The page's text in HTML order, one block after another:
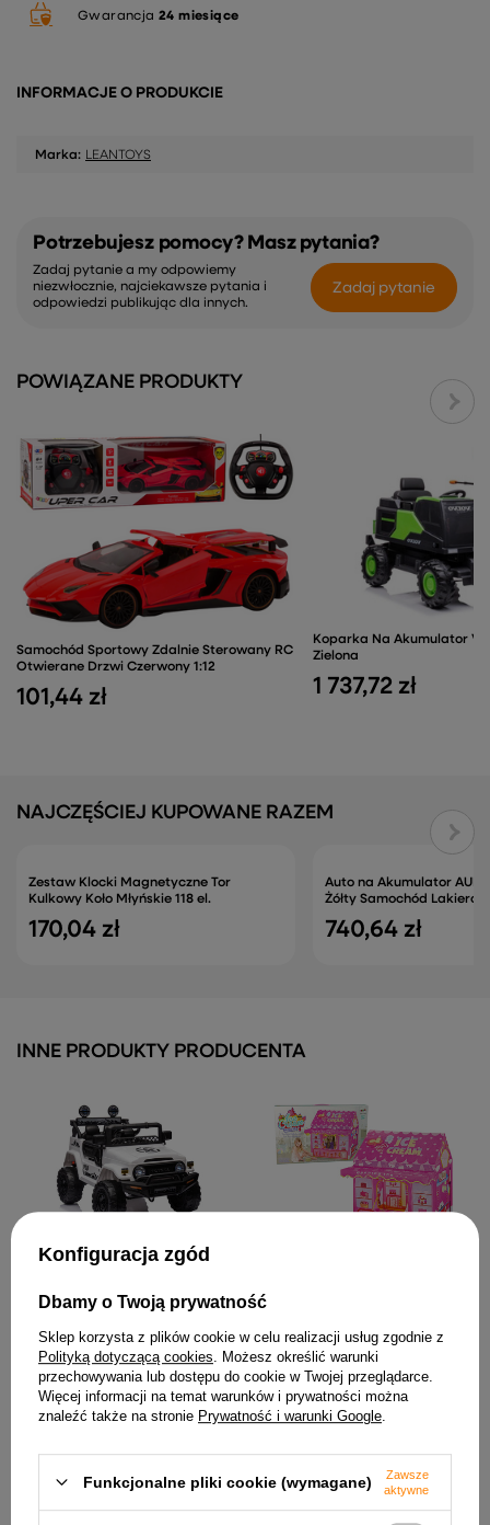
Gwarancja 24 miesiące
INFORMACJE O PRODUKCIE
Marka: LEANTOYS
Potrzebujesz pomocy? Masz pytania?
Zadaj pytanie a my odpowiemy
niezwłocznie, najciekawsze pytania i
odpowiedzi publikując dla innych.
Zadaj pytanie
POWIĄZANE PRODUKTY
Samochód Sportowy Zdalnie Sterowany RC
Otwierane Drzwi Czerwony 1:12
101,44 zł
Koparka Na Akumulator
Zielona
1 737,72 zł
NAJCZĘŚCIEJ KUPOWANE RAZEM
Zestaw Klocki Magnetyczne Tor
Kulkowy Koło Młyńskie 118 el.
170,04 zł
Auto na Akumulator AUDI
Żółty Samochód
740,64 zł
INNE PRODUKTY PRODUCENTA
Auto Na Akumulator Toyota
FJ Biała 4x4
877,96 zł
Konfiguracja zgód
Dbamy o Twoją prywatność
Sklep korzysta z plików cookie w celu realizacji usług zgodnie z
Polityką dotyczącą cookies . Możesz określić warunki
przechowywania lub dostępu do cookie w Twojej przeglądarce.
Więcej informacji na temat warunków i prywatności można
znaleźć także na stronie Prywatność i warunki Google
Funkcjonalne pliki cookie (wymagane)
Zawsze
aktywne